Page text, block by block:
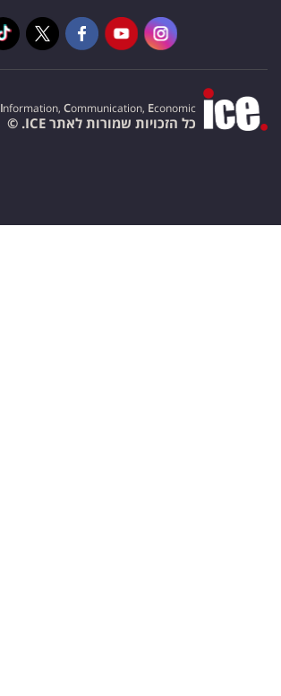
Information, Communication, Economic
כל הזכויות שמורות לאתר ICE. ©